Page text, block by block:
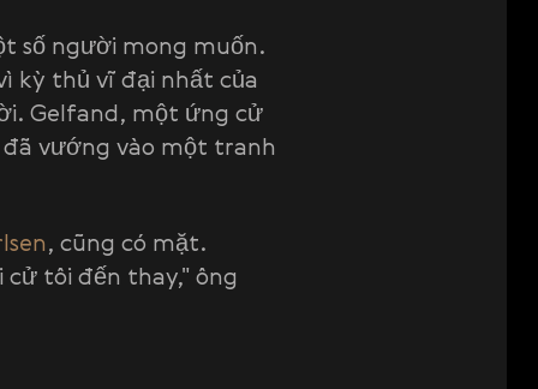
số người mong muốn.
kỳ thủ vĩ đại nhất của
Gelfand, một ứng cử
vướng vào một tranh
, cũng có mặt.
tôi đến thay," ông